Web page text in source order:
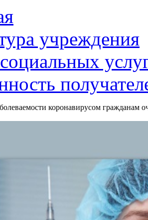
учреждения
коронавирусом гражданам